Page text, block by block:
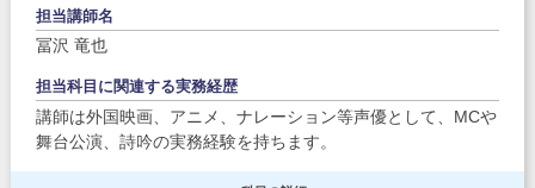
担当講師名
冨沢 竜也
担当科目に関連する実務経歴
講師は外国映画、アニメ、ナレーション等声優として、MCや
舞台公演、詩吟の実務経験を持ちます。